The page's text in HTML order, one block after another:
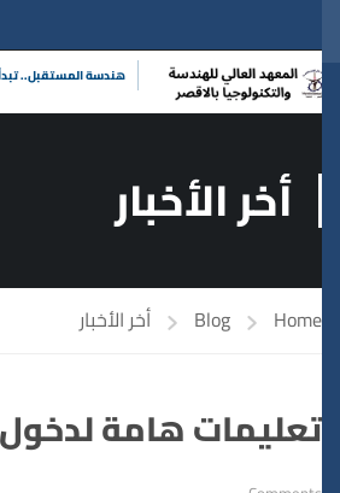
هندسة المستقبل.. تبد|
أخر الأخبار
Home
Blog أخر الأخبار
تعليمات هامة لدخول